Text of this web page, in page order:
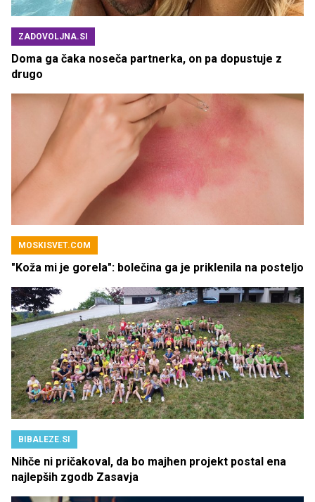
ZADOVOLJNA.SI
Doma ga čaka noseča partnerka, on pa dopustuje z
drugo
MOSKISVET.COM
"Koža mi je gorela": bolečina ga je priklenila na posteljo
BIBALEZE.SI
Nihče ni pričakoval, da bo majhen projekt postal ena
najlepših zgodb Zasavja